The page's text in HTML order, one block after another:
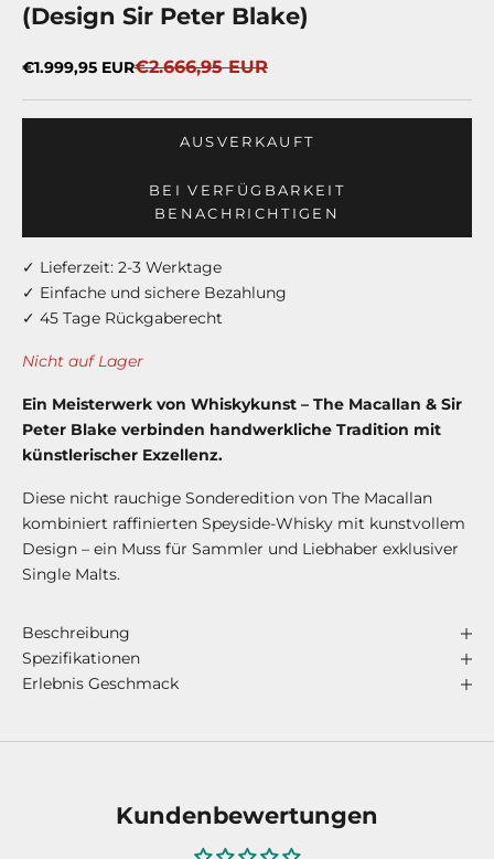
(Design Sir Peter Blake)
Angebot
€1.999,95 EURRegulärer Preis
€2.666,95 EUR
AUSVERKAUFT
BEI VERFÜGBARKEIT
BENACHRICHTIGEN
✓ Lieferzeit: 2-3 Werktage
✓ Einfache und sichere Bezahlung
✓ 45 Tage Rückgaberecht
Nicht auf Lager
Ein Meisterwerk von Whiskykunst – The Macallan & Sir
Peter Blake verbinden handwerkliche Tradition mit
künstlerischer Exzellenz.
Diese nicht rauchige Sonderedition von The Macallan
kombiniert raffinierten Speyside-Whisky mit kunstvollem
Design – ein Muss für Sammler und Liebhaber exklusiver
Single Malts.
Beschreibung
Spezifikationen
Erlebnis Geschmack
Kundenbewertungen